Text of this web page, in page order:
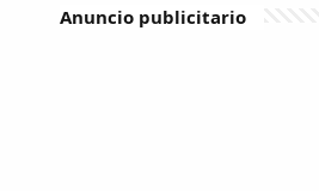
Anuncio publicitario